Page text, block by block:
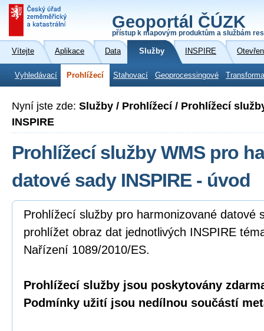
Geoportál ČÚZK
přístup k mapovým produktům a službám
Vítejte Aplikace Data Služby INSPIRE
Vyhledávací Prohlížecí Stahovací Geoprocessingové
Nyní jste zde: Služby / Prohlížecí / Prohlížecí
INSPIRE
Prohlížecí služby WMS pro
datové sady INSPIRE - úvod
Prohlížecí služby pro harmonizované datové
prohlížet obraz dat jednotlivých INSPIRE
Nařízení 1089/2010/ES.
Prohlížecí služby jsou poskytovány
Podmínky užití jsou nedílnou součástí